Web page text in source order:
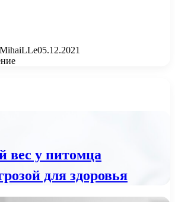
MihaiLLe05.12.2021
вес у питомца
для здоровья